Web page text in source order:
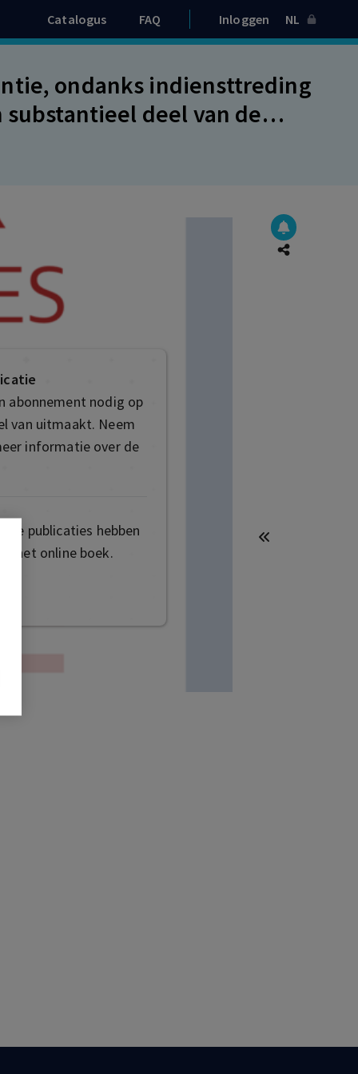
Catalogus FAQ Inloggen NL
ondanks indiensttreding
deel van de
abonnement nodig op
van uitmaakt. Neem
informatie over de
publicaties hebben
het online boek.